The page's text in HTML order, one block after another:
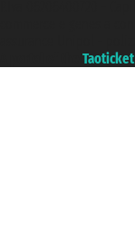
Taoticket